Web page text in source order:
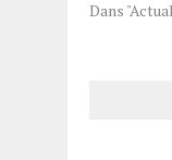
Dans